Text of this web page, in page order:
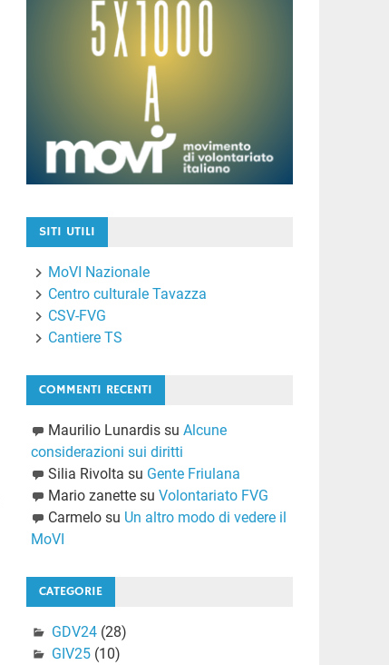
SITI UTILI
MoVI Nazionale
Centro culturale Tavazza
CSV-FVG
Cantiere TS
COMMENTI RECENTI
Maurilio Lunardissu Alcune
considerazioni sui diritti
Silia Rivolta su Gente Friulana
Mario zanettesu Volontariato FVG
Carmelosu Un altro modo di vedere il
MoVI
CATEGORIE
GDV24(28)
GIV25(10)